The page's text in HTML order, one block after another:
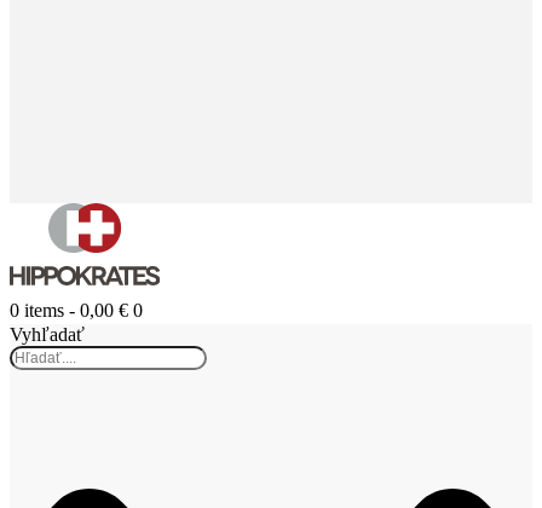
0 items - 0,00 € 0
Vyhľadať